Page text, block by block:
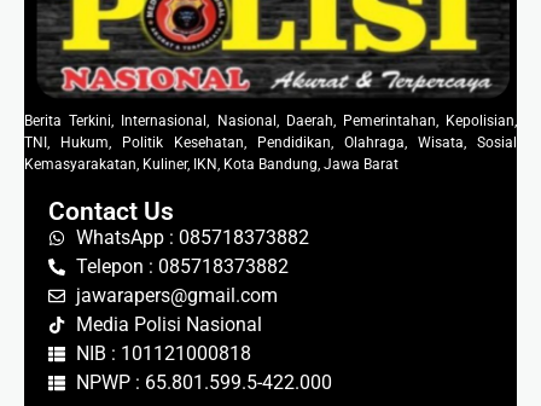
Berita Terkini, Internasional, Nasional, Daerah, Pemerintahan, Kepolisian,
TNI, Hukum, Politik Kesehatan, Pendidikan, Olahraga, Wisata, Sosial
Kemasyarakatan, Kuliner, IKN, Kota Bandung, Jawa Barat
Contact Us
WhatsApp : 085718373882
Telepon : 085718373882
jawarapers@gmail.com
Media Polisi Nasional
NIB : 101121000818
NPWP : 65.801.599.5-422.000